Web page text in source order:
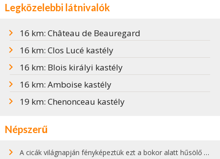
Legközelebbi látnivalók
16 km: Château de Beauregard
16 km: Clos Lucé kastély
16 km: Blois királyi kastély
16 km: Amboise kastély
19 km: Chenonceau kastély
Népszerű
A cicák világnapján fényképeztük ezt a bokor alatt hűsölő cicát Kisorosziban